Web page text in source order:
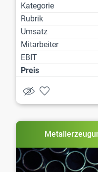
Kategorie
Rubrik
Umsatz
Mitarbeiter
EBIT
Preis